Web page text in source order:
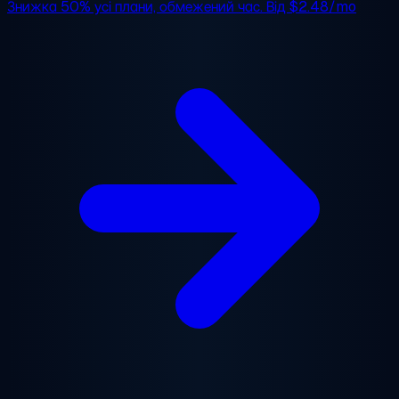
Знижка 50% усі плани, обмежений час. Від$2.48/mo